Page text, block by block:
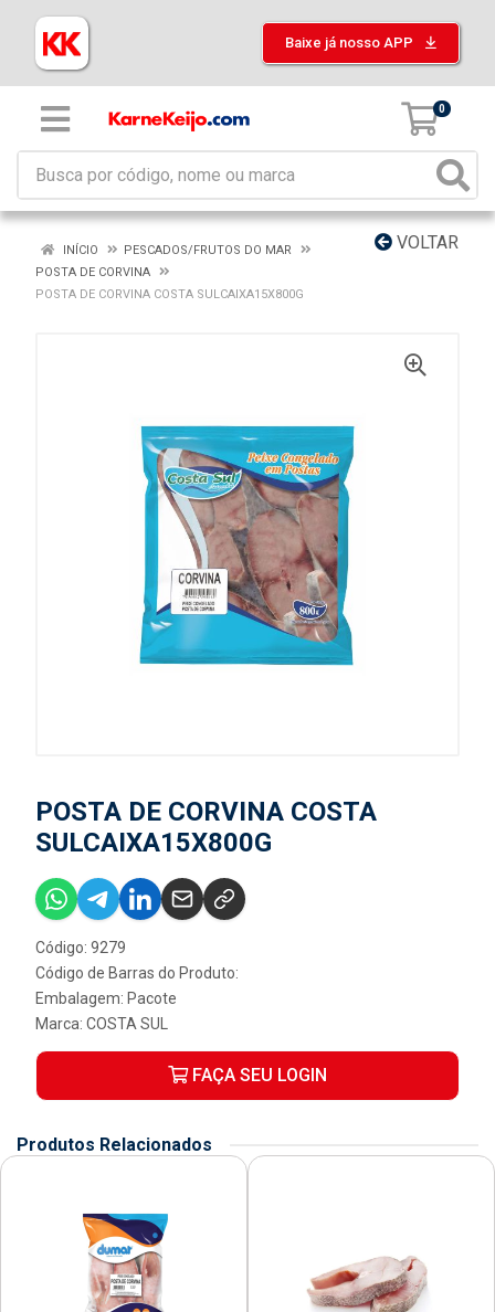
Baixe já nosso APP
0
VOLTAR
INÍCIO
PESCADOS/FRUTOS DO MAR
POSTA DE CORVINA
POSTA DE CORVINA COSTA SULCAIXA15X800G
POSTA DE CORVINA COSTA
SULCAIXA15X800G
Código: 9279
Código de Barras do Produto:
Embalagem: Pacote
Marca: COSTA SUL
FAÇA SEU LOGIN
Produtos Relacionados